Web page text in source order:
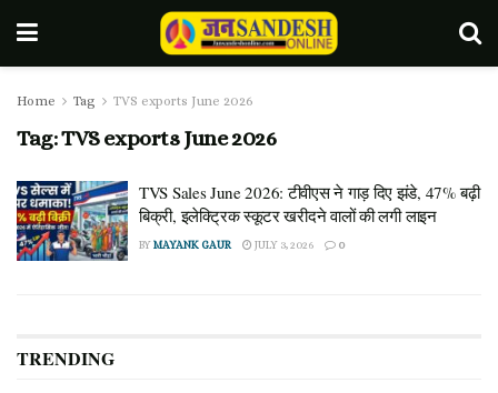
Home Tag TVS exports June 2026
Tag:TVS exports June 2026
TVS Sales June 2026: टीवीएस ने गाड़ दिए झंडे, 47% बढ़ी
बिक्री, इलेक्ट्रिक स्कूटर खरीदने वालों की लगी लाइन
BYMAYANK GAUR JULY 3, 2026 0
TRENDING